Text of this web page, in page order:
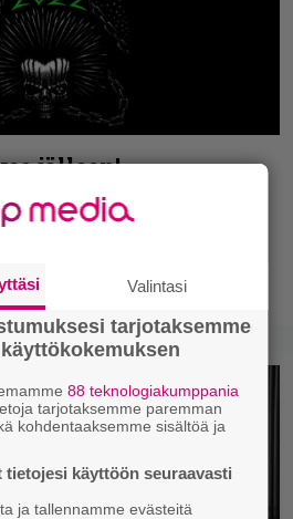
jälleen! –
julki
tanner taas kahden
Valintasi
tarjotaksemme
88 teknologiakumppania
tarjotaksemme paremman
kohdentaaksemme sisältöä ja
tietojesi käyttöön seuraavasti
ja tallennamme evästeitä